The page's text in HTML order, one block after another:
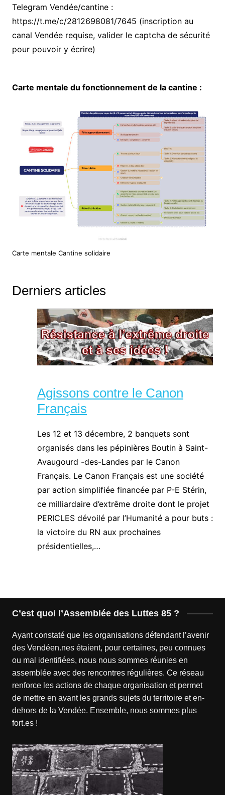
Telegram Vendée/cantine :
https://t.me/c/2812698081/7645 (inscription au
canal Vendée requise, valider le captcha de sécurité
pour pouvoir y écrire)
Carte mentale du fonctionnement de la cantine :
Carte mentale Cantine solidaire
Derniers articles
Agissons contre le Canon
Français
Les 12 et 13 décembre, 2 banquets sont
organisés dans les pépinières Boutin à Saint-
Avaugourd -des-Landes par le Canon
Français. Le Canon Français est une société
par action simplifiée financée par P-E Stérin,
ce milliardaire d’extrême droite dont le projet
PERICLES dévoilé par l’Humanité a pour buts :
la victoire du RN aux prochaines
présidentielles,…
C’est quoi l’Assemblée des Luttes 85 ?
Ayant constaté que les organisations défendant l’avenir
des Vendéen.nes étaient, pour certaines, peu connues
ou mal identifiées, nous nous sommes réunies en
assemblée avec des rencontres régulières. Ce réseau
renforce les actions de chaque organisation et permet
de mettre en avant les grands sujets du territoire et en-
dehors de la Vendée. Ensemble, nous sommes plus
fort.es !